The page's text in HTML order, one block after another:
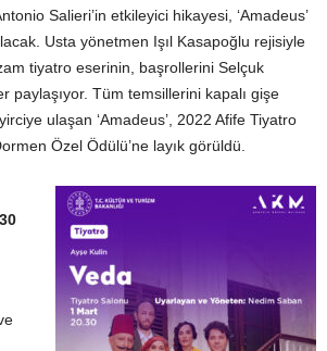
Salieri’in etkileyici hikayesi, ‘Amadeus’
Usta yönetmen Işıl Kasapoğlu rejisiyle
tiyatro eserinin, başrollerini Selçuk
paylaşıyor. Tüm temsillerini kapalı gişe
ulaşan ‘Amadeus’, 2022 Afife Tiyatro
Özel Ödülü’ne layık görüldü.